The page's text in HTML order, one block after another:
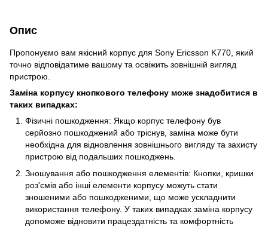
Опис
Пропонуємо вам якісний корпус для Sony Ericsson K770, який
точно відповідатиме вашому та освіжить зовнішній вигляд
пристрою.
Заміна корпусу кнопкового телефону може знадобитися в
таких випадках:
Фізичні пошкодження: Якщо корпус телефону був
серйозно пошкоджений або тріснув, заміна може бути
необхідна для відновлення зовнішнього вигляду та захисту
пристрою від подальших пошкоджень.
Зношування або пошкодження елементів: Кнопки, кришки
роз'ємів або інші елементи корпусу можуть стати
зношеними або пошкодженими, що може ускладнити
використання телефону. У таких випадках заміна корпусу
допоможе відновити працездатність та комфортність